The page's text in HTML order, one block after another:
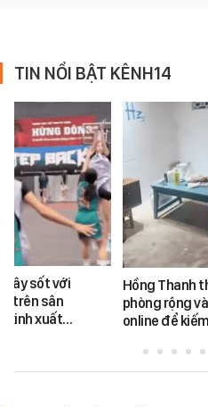
TIN NỔI BẬT KÊNH14
gây sốt với
trên sân
xinh xuất…
Hồng Thanh
phòng rộng
online để